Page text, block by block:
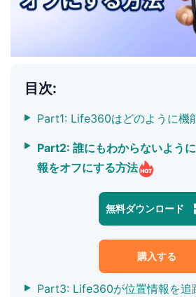
目次:
Part1: Life360はどのように機
Part2: 誰にもわからないよう
報をオフにする方法
無料ダウンロード
購入する
Part3: Life360が位置情報を追